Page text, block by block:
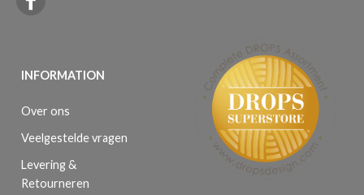
INFORMATION
Over ons
Veelgestelde vragen
Levering &
Retourneren